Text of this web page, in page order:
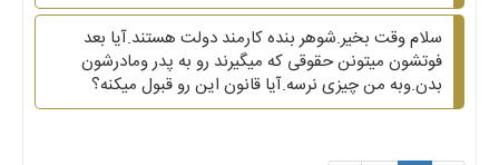
سلام وقت بخیر.شوهر بنده کارمند دولت هستند.آیا بعد
فوتشون میتونن حقوقی که میگیرند رو به پدر ومادرشون
بدن.وبه من چیزی نرسه.آیا قانون این رو قبول میکنه؟